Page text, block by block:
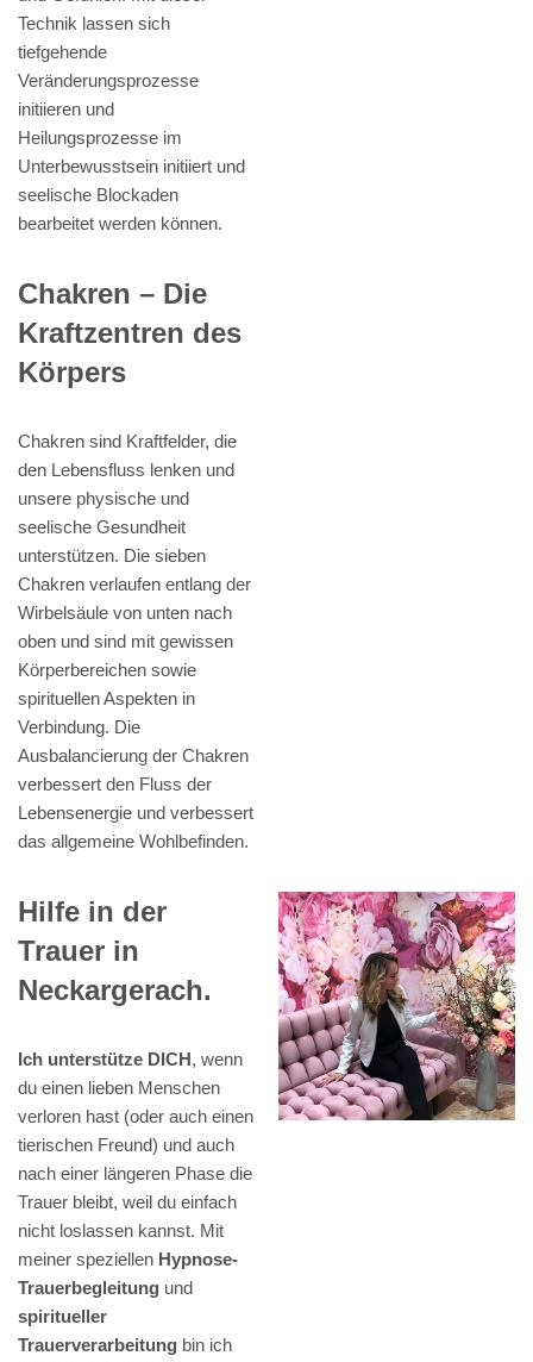
Technik lassen sich
tiefgehende
Veränderungsprozesse
initiieren und
Heilungsprozesse im
Unterbewusstsein initiiert und
seelische Blockaden
bearbeitet werden können.
Chakren – Die
Kraftzentren des
Körpers
Chakren sind Kraftfelder, die
den Lebensfluss lenken und
unsere physische und
seelische Gesundheit
unterstützen. Die sieben
Chakren verlaufen entlang der
Wirbelsäule von unten nach
oben und sind mit gewissen
Körperbereichen sowie
spirituellen Aspekten in
Verbindung. Die
Ausbalancierung der Chakren
verbessert den Fluss der
Lebensenergie und verbessert
das allgemeine Wohlbefinden.
Hilfe in der
Trauer in
Neckargerach.
Ich unterstütze DICH, wenn
du einen lieben Menschen
verloren hast (oder auch einen
tierischen Freund) und auch
nach einer längeren Phase die
Trauer bleibt, weil du einfach
nicht loslassen kannst. Mit
meiner speziellen Hypnose-
Trauerbegleitung und
spiritueller
Trauerverarbeitung bin ich